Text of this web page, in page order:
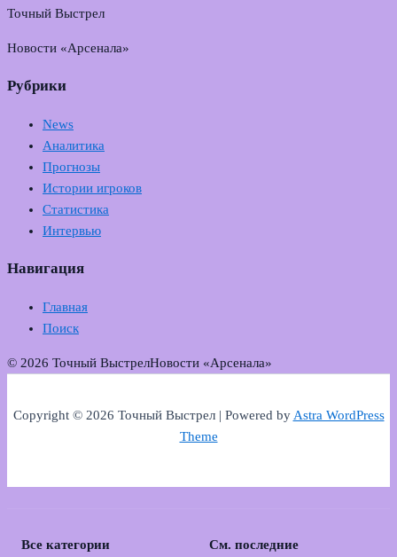
Точный Выстрел
Новости «Арсенала»
Рубрики
News
Аналитика
Прогнозы
Истории игроков
Статистика
Интервью
Навигация
Главная
Поиск
© 2026 Точный ВыстрелНовости «Арсенала»
Copyright © 2026 Точный Выстрел | Powered byAstra WordPress
Theme
Все категории См. последние